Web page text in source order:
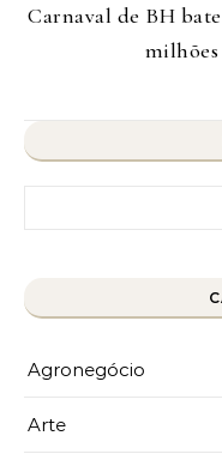
Carnaval de BH
milhões
Agronegócio
Arte